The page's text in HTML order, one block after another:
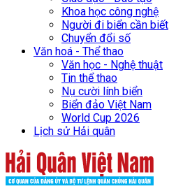
Khoa học công nghệ
Người đi biển cần biết
Chuyển đổi số
Văn hoá - Thể thao
Văn học - Nghệ thuật
Tin thể thao
Nụ cười lính biển
Biển đảo Việt Nam
World Cup 2026
Lịch sử Hải quân